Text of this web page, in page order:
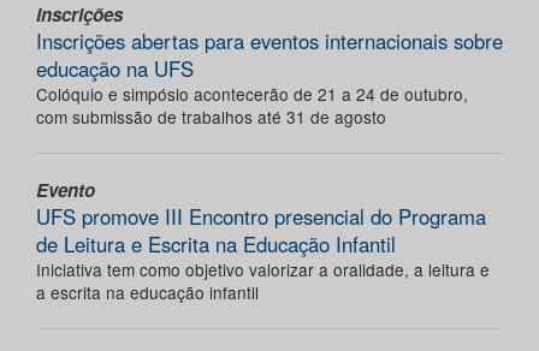
Inscrições
Inscrições abertas para eventos internacionais sobre
educação na UFS
Colóquio e simpósio acontecerão de 21 a 24 de outubro,
com submissão de trabalhos até 31 de agosto
Evento
UFS promove III Encontro presencial do Programa
de Leitura e Escrita na Educação Infantil
Iniciativa tem como objetivo valorizar a oralidade, a leitura e
a escrita na educação infantil